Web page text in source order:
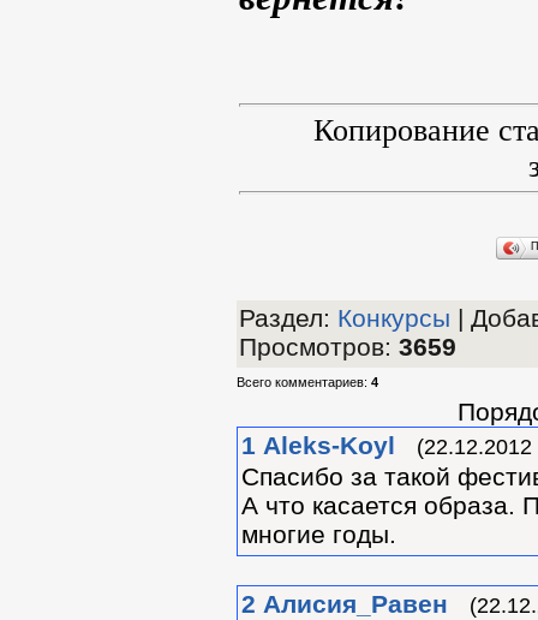
Копирование
Раздел: Конкурсы |
Просмотров: 3659
Всего комментариев: 4
1 Aleks-Koyl (22.12.2012
Спасибо за такой
А что касается образа.
многие годы.
2 Алиcия_Равен